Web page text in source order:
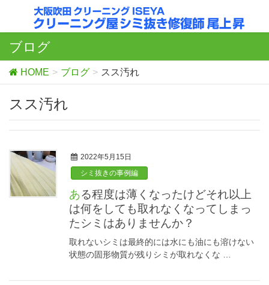
ブログ
HOME ブログ スス汚れ
スス汚れ
2022年5月15日
シミ抜きの事例編
ある程度は薄くなったけどそれ以上
は何をしても取れなくなってしまっ
たシミはありませんか？
取れないシミは最終的には水にも油にも溶けない
状態の固形物質が残りシミが取れなくな …